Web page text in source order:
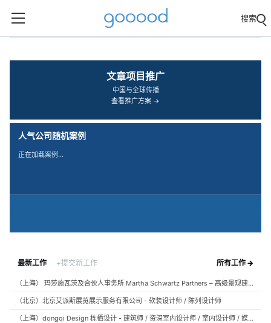
搜索
文章项目推广
中国与全球传播
查看推广方案 →
人气公司随机案例
正在加载案例…
最新工作 +提交新工作 所有工作 →
（上海） 玛莎施瓦茨及合伙人事务所 Martha Schwartz Partners – 高级景观建筑师 Senior Landscape Designer / 景观建筑师 Landscape Designer
（北京）北京艾派斯展览展示服务有限公司 - 软装设计师 / 陈列设计师
（上海）dongqi Design 栋栖设计 - 建筑师 / 资深室内设计师 / 室内设计师 / 媒体及公共关系主管 / 设计实习生（常年招聘）